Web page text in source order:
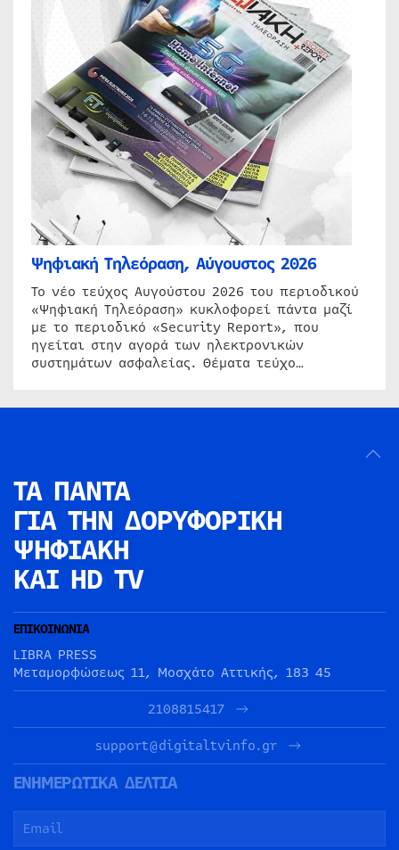
Ψηφιακή Τηλεόραση, Αύγουστος 2026
Το νέο τεύχος Αυγούστου 2026 του περιοδικού
«Ψηφιακή Τηλεόραση» κυκλοφορεί πάντα μαζί
με το περιοδικό «Security Report», που
ηγείται στην αγορά των ηλεκτρονικών
συστημάτων ασφαλείας. Θέματα τεύχο…
ΤΑ ΠΑΝΤΑ
ΓΙΑ ΤΗΝ ΔΟΡΥΦΟΡΙΚΗ
ΨΗΦΙΑΚΗ
ΚΑΙ HD TV
ΕΠΙΚΟΙΝΩΝΙΑ
LIBRA PRESS
Μεταμορφώσεως 11, Μοσχάτο Αττικής, 183 45
2108815417
support@digitaltvinfo.gr
ΕΝΗΜΕΡΩΤΙΚΑ ΔΕΛΤΙΑ